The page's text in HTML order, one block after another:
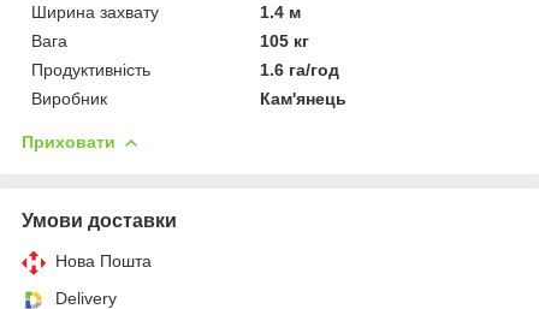
Ширина захвату
1.4 м
Вага
105 кг
Продуктивність
1.6 га/год
Виробник
Кам'янець
Приховати
Умови доставки
Нова Пошта
Delivery